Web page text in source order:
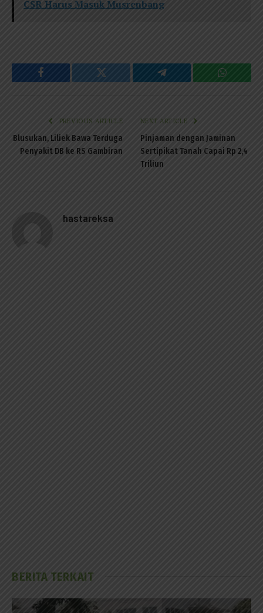
CSR Harus Masuk Musrenbang
Facebook Twitter Telegram
PREVIOUS ARTICLE
Blusukan, Liliek Bawa Terduga
Penyakit DB ke RS Gambiran
NEXT ARTICLE
Pinjaman dengan Jaminan
Sertipikat Tanah Capai Rp 2,4
Triliun
hastareksa
BERITA TERKAIT